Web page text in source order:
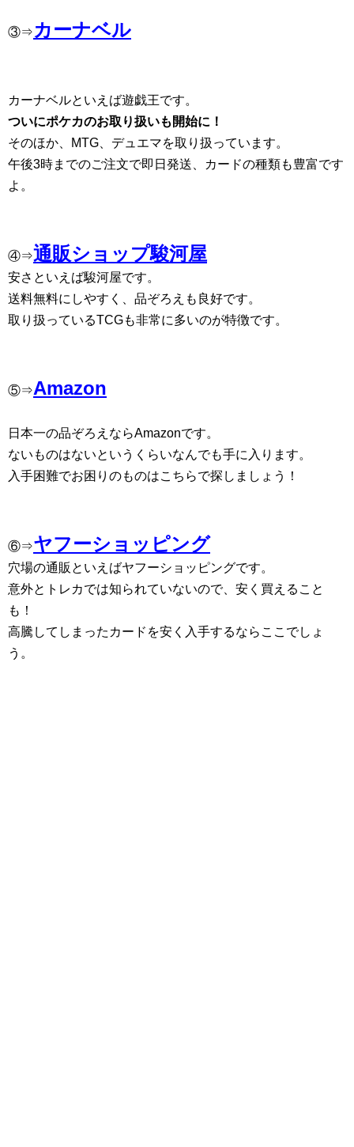
③⇒ カーナベル
カーナベルといえば遊戯王です。
ついにポケカのお取り扱いも開始に！
そのほか、MTG、デュエマを取り扱っています。
午後3時までのご注文で即日発送、カードの種類も豊富です
よ。
④⇒通販ショップ駿河屋
安さといえば駿河屋です。
送料無料にしやすく、品ぞろえも良好です。
取り扱っているTCGも非常に多いのが特徴です。
⑤⇒Amazon
日本一の品ぞろえならAmazonです。
ないものはないというくらいなんでも手に入ります。
入手困難でお困りのものはこちらで探しましょう！
⑥⇒ヤフーショッピング
穴場の通販といえばヤフーショッピングです。
意外とトレカでは知られていないので、安く買えること
も！
高騰してしまったカードを安く入手するならここでしょ
う。